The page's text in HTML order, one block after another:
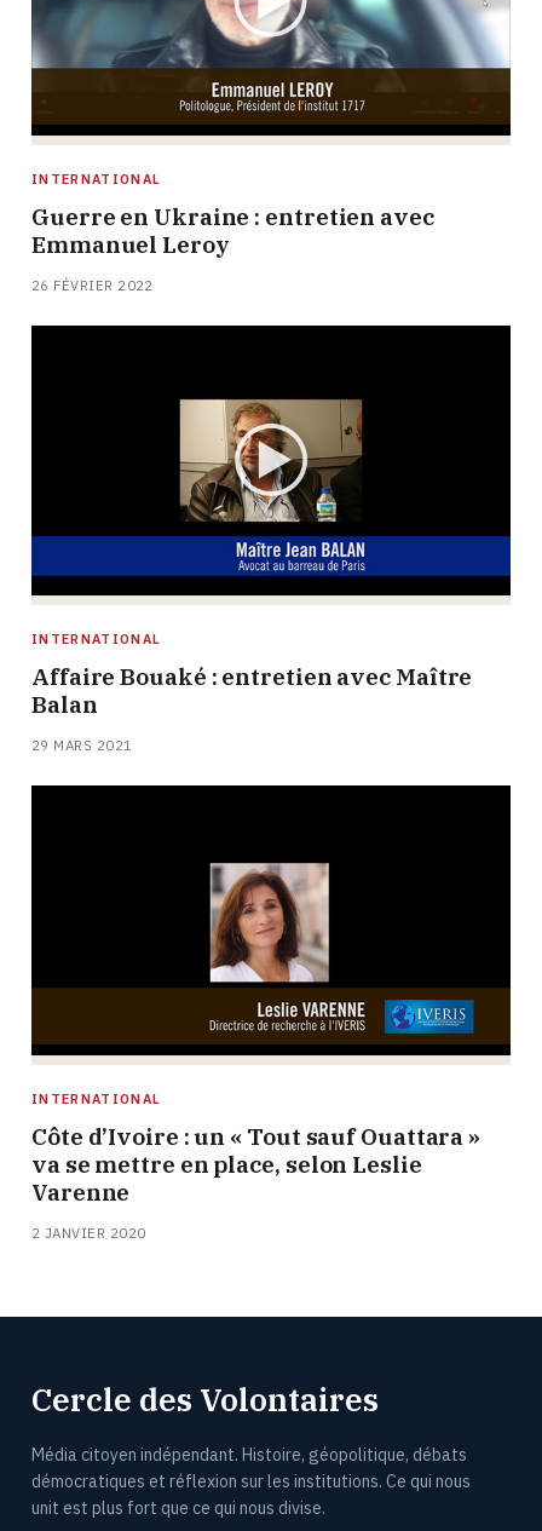
INTERNATIONAL
Guerre en Ukraine : entretien avec
Emmanuel Leroy
26 FÉVRIER 2022
INTERNATIONAL
Affaire Bouaké : entretien avec Maître
Balan
29 MARS 2021
INTERNATIONAL
Côte d’Ivoire : un « Tout sauf Ouattara »
va se mettre en place, selon Leslie
Varenne
2 JANVIER 2020
Cercle des Volontaires
Média citoyen indépendant. Histoire, géopolitique, débats
démocratiques et réflexion sur les institutions. Ce qui nous
unit est plus fort que ce qui nous divise.